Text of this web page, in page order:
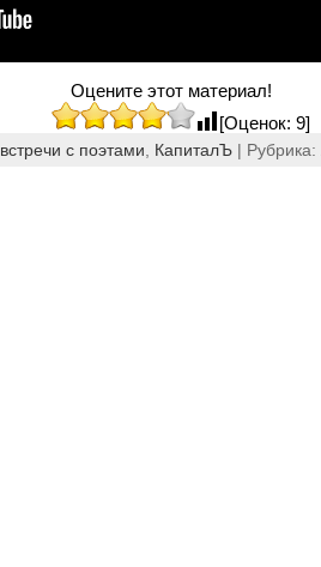
Оцените этот материал!
[Оценок: 9]
встречи с поэтами КапиталЪ| Рубрика: